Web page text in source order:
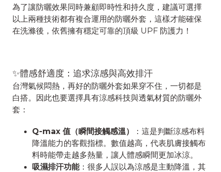
為了讓防曬效果同時兼顧即時性和持久度，建議可選擇
以上兩種技術都有複合運用的防曬外套，這樣才能確保
在洗滌後，依舊擁有穩定可靠的頂級 UPF 防護力！
✨體感舒適度：追求涼感與高效排汗
台灣氣候悶熱，再好的防曬外套如果穿不住，一切都是
白搭。因此也要選擇具有涼感科技與透氣材質的防曬外
套：
Q-max 值（瞬間接觸感溫）
：這是判斷涼感布料
降溫能力的客觀指標。數值越高，代表肌膚接觸布
料時能帶走越多熱量，讓人體感瞬間更加冰涼。
吸濕排汗功能：很多人誤以為涼感是主動降溫，其